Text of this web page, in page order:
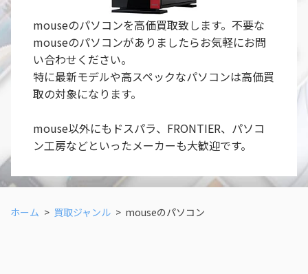
mouseのパソコンを高価買取致します。不要な
mouseのパソコンがありましたらお気軽にお問
い合わせください。
特に最新モデルや高スペックなパソコンは高価買
取の対象になります。
mouse以外にもドスパラ、FRONTIER、パソコ
ン工房などといったメーカーも大歓迎です。
ホーム 買取ジャンル mouseのパソコン